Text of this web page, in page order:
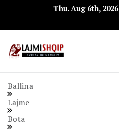
Thu. Aug 6th, 2026
Ballina
Lajme
Bota